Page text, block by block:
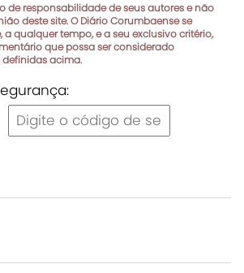
de responsabilidade de seus autores e não
deste site. O Diário Corumbaense se
a qualquer tempo, e a seu exclusivo critério,
que possa ser considerado
acima.